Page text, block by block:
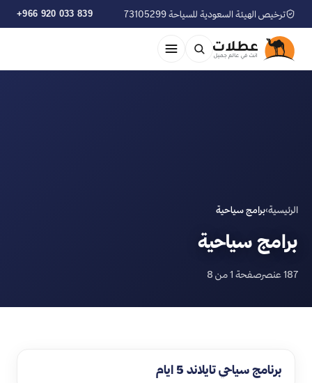
ترخيص الهيئة السعودية للسياحة 73105299 +966 920 033 839
الرئيسية›برامج سياحية
برامج سياحية
187 عنصر صفحة 1 من 8
برنامج سياحي تايلاند 5 ايام